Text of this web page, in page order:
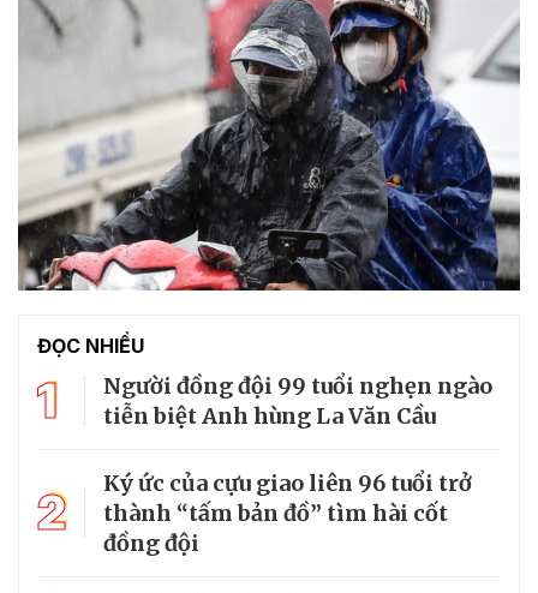
ĐỌC NHIỀU
1
Người đồng đội 99 tuổi nghẹn ngào
tiễn biệt Anh hùng La Văn Cầu
2
Ký ức của cựu giao liên 96 tuổi trở
thành “tấm bản đồ” tìm hài cốt
đồng đội